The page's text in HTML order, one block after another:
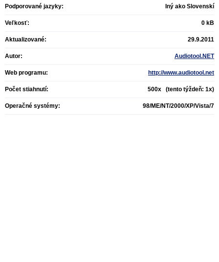
Podporované jazyky: Iný ako Slovenskí
Veľkosť: 0 kB
Aktualizované: 29.9.2011
Autor: Audiotool.NET
Web programu: http://www.audiotool.net
Počet stiahnutí: 500x (tento týždeň: 1x)
Operačné systémy: 98/ME/NT/2000/XP/Vista/7